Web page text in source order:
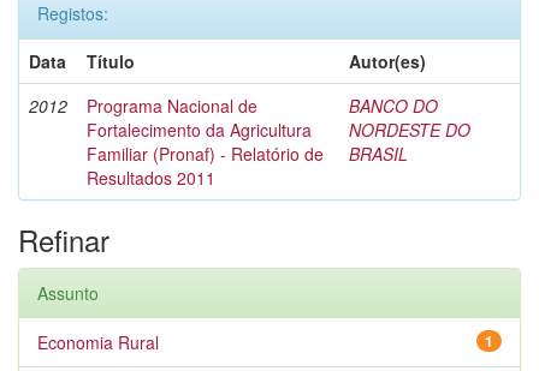
Registos:
Data
Título
Autor(es)
2012
Programa Nacional de
Fortalecimento da Agricultura
Familiar (Pronaf) - Relatório de
Resultados 2011
BANCO DO
NORDESTE DO
BRASIL
Refinar
Assunto
1
Economia Rural